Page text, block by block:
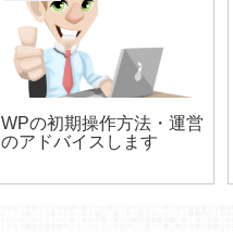
WPの初期操作方法・運営
のアドバイスします